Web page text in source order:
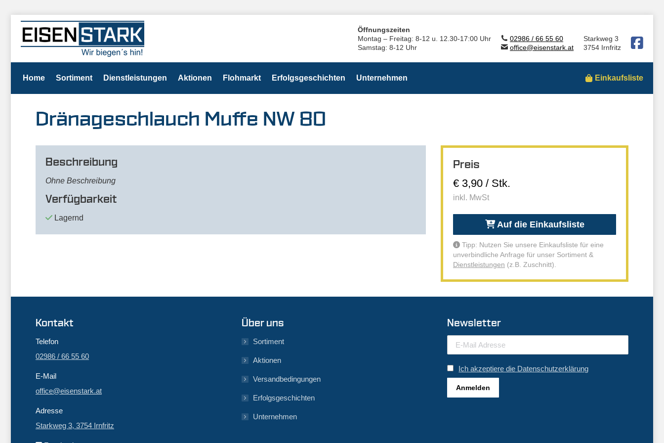
Öffnungszeiten
Montag – Freitag: 8-12 u. 12.30-17:00 Uhr
Samstag: 8-12 Uhr
02986 / 66 55 60
office@eisenstark.at
Starkweg 3
3754 Irnfritz
Home Sortiment Dienstleistungen Aktionen Flohmarkt Erfolgsgeschichten Unternehmen Einkaufsliste
Dränageschlauch Muffe NW 80
Beschreibung
Ohne Beschreibung
Verfügbarkeit
Lagernd
Preis
€ 3,90 / Stk.
inkl. MwSt
Auf die Einkaufsliste
Tipp: Nutzen Sie unsere Einkaufsliste für eine
unverbindliche Anfrage für unser Sortiment &
Dienstleistungen (z.B. Zuschnitt).
Kontakt
Telefon
02986 / 66 55 60
E-Mail
office@eisenstark.at
Adresse
Starkweg 3, 3754 Irnfritz
Über uns
Sortiment
Aktionen
Versandbedingungen
Erfolgsgeschichten
Unternehmen
Newsletter
Ich akzeptiere die Datenschutzerklärung